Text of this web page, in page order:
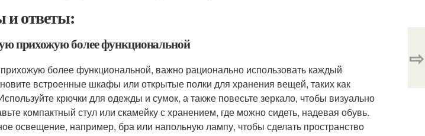
и ответы:
прихожую более функциональной
более функциональной, важно рационально использовать каждый
встроенные шкафы или открытые полки для хранения вещей, таких как
крючки для одежды и сумок, а также повесьте зеркало, чтобы визуально
компактный стул или скамейку с хранением, где можно сидеть, надевая обувь.
освещение, например, бра или напольную лампу, чтобы сделать пространство
⇨